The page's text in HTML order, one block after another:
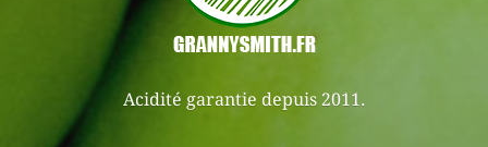
Acidité garantie depuis 2011.